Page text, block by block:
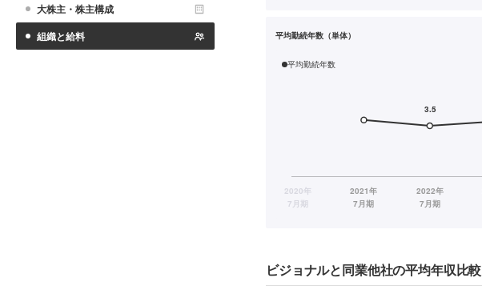
大株主・株主構成
組織と給料
平均勤続年数（単体）
平均勤続年数
ビジョナルと同業他社の平均年収比較